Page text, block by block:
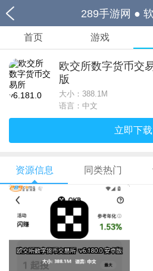
289手游网 ●
首页 游戏
欧交所数字货币交
版
大小： 388.1M
语言：中文
立即下载
资源信息 同类热门